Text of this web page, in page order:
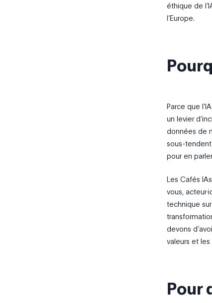
éthique de
l’Europe.
Parce que
un levier
données de
sous-
pour en
Les Cafés
vous,
technique
devons
valeurs et les
Pour